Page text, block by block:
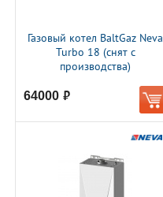
Газовый котел BaltGaz Neva
Turbo 18 (снят с
производства)
64000 руб.